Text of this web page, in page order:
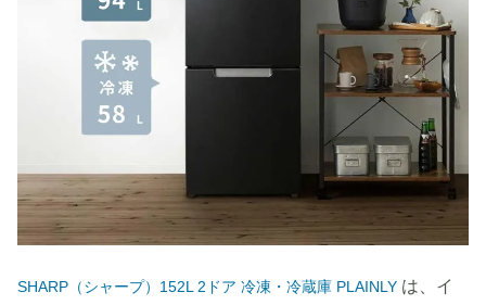
SHARP（シャープ）152L 2ドア 冷凍・冷蔵庫 PLAINLY は、イ